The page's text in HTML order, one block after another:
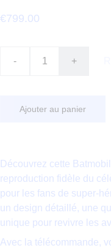
€799.00
- +
Ajouter au panier
Découvrez cette
reproduction fidèle du
pour les fans de super-
un design détaillé, une
unique pour revivre les
Avec la télécommande,